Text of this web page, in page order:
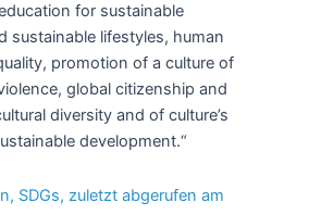
for sustainable
sustainable lifestyles, human
promotion of a culture of
global citizenship and
diversity and of culture’s
development.“
SDGs, zuletzt abgerufen am